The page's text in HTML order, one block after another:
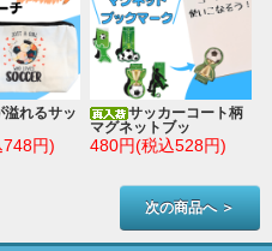
溢れるサッ
円)
サッカーコート柄
マグネットブッ
480円(税込528円)
次の商品へ ＞